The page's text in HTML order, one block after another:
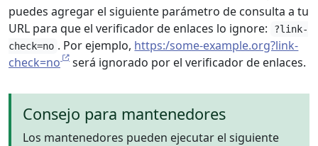
puedes agregar el siguiente parámetro de consulta a tu
URL para que el verificador de enlaces lo ignore:
?link-
check=no . Por ejemplo, https:/some-example.org?link-
check=no
será ignorado por el verificador de enlaces.
Consejo para mantenedores
Los mantenedores pueden ejecutar el siguiente